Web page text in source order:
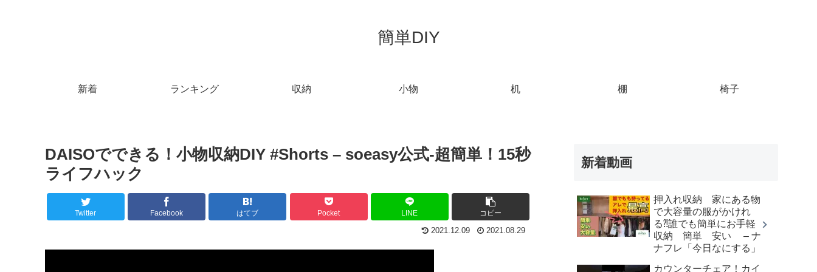
簡単DIY
新着 ランキング 収納 小物 机 棚 椅子
DAISOでできる！小物収納DIY #Shorts – soeasy公式-超簡単！15秒
ライフハック
Twitter Facebook はてブ Pocket LINE コピー
2021.12.09 2021.08.29
新着動画
押入れ収納 家にある物
で大容量の服がかけれ
る⁈誰でも簡単にお手軽
収納 簡単 安い – ナ
ナフレ「今日なにする」
カウンターチェア！カイ